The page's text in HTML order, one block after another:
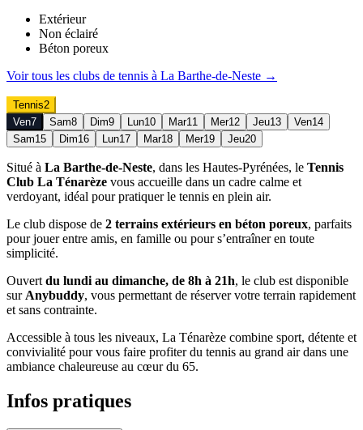
Extérieur
Non éclairé
Béton poreux
Voir tous les clubs de tennis à La Barthe-de-Neste →
Tennis2
Ven7 Sam8 Dim9 Lun10 Mar11 Mer12 Jeu13 Ven14
Sam15 Dim16 Lun17 Mar18 Mer19 Jeu20
Situé à La Barthe-de-Neste, dans les Hautes-Pyrénées, le Tennis
Club La Ténarèze vous accueille dans un cadre calme et
verdoyant, idéal pour pratiquer le tennis en plein air.
Le club dispose de 2 terrains extérieurs en béton poreux, parfaits
pour jouer entre amis, en famille ou pour s’entraîner en toute
simplicité.
Ouvertdu lundi au dimanche, de 8h à 21h, le club est disponible
surAnybuddy, vous permettant de réserver votre terrain rapidement
et sans contrainte.
Accessible à tous les niveaux, La Ténarèze combine sport, détente et
convivialité pour vous faire profiter du tennis au grand air dans une
ambiance chaleureuse au cœur du 65.
Infos pratiques